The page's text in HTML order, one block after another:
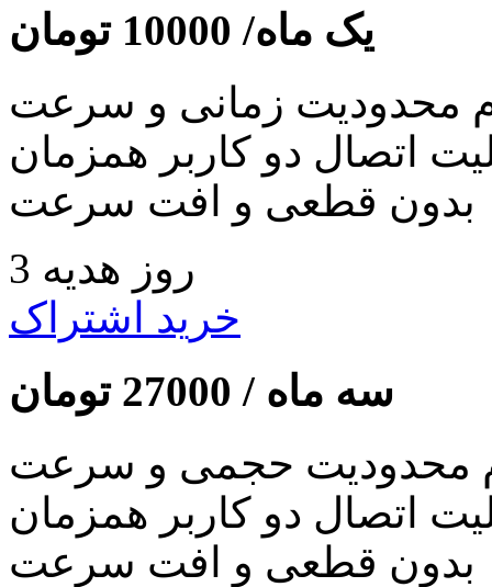
یک ماه/ 10000 تومان
محدودیت زمانی و سرعت
اتصال دو کاربر همزمان
بدون قطعی و افت سرعت
3 روز هدیه
خرید اشتراک
سه ماه / 27000 تومان
محدودیت حجمی و سرعت
اتصال دو کاربر همزمان
بدون قطعی و افت سرعت